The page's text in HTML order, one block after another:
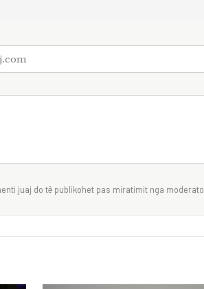
juaj do të publikohet pas miratimit nga